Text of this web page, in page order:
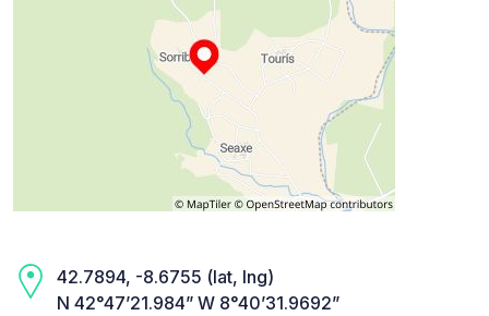
42.7894, -8.6755 (lat, lng)
N 42°47’21.984” W 8°40’31.9692”